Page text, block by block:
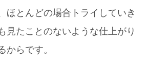
ほとんどの場合トライしていき
見たことのないような仕上がり
からです。